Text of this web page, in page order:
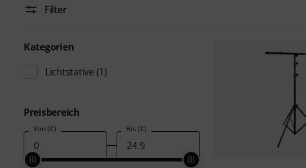
Filter
Kategorien
Lichtstative (1)
Preisbereich
Von (€) Bis (€)